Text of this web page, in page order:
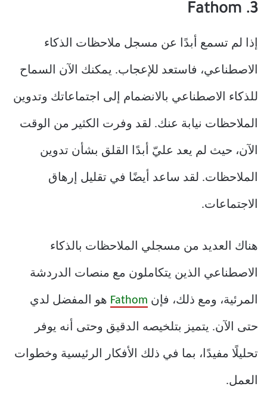
3. Fathom
إذا لم تسمع أبدًا عن مسجل ملاحظات الذكاء
الاصطناعي، فاستعد للإعجاب. يمكنك الآن السماح
للذكاء الاصطناعي بالانضمام إلى اجتماعاتك وتدوين
الملاحظات نيابة عنك. لقد وفرت الكثير من الوقت
الآن، حيث لم يعد عليّ أبدًا القلق بشأن تدوين
الملاحظات. لقد ساعد أيضًا في تقليل إرهاق
الاجتماعات.
هناك العديد من مسجلي الملاحظات بالذكاء
الاصطناعي الذين يتكاملون مع منصات الدردشة
المرئية، ومع ذلك، فإن Fathom هو المفضل لدي
حتى الآن. يتميز بتلخيصه الدقيق وحتى أنه يوفر
تحليلًا مفيدًا، بما في ذلك الأفكار الرئيسية وخطوات
العمل.